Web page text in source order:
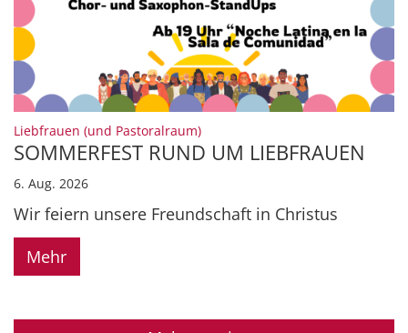
Liebfrauen (und Pastoralraum):
SOMMERFEST RUND UM LIEBFRAUEN
6. Aug. 2026
Wir feiern unsere Freundschaft in Christus
Mehr